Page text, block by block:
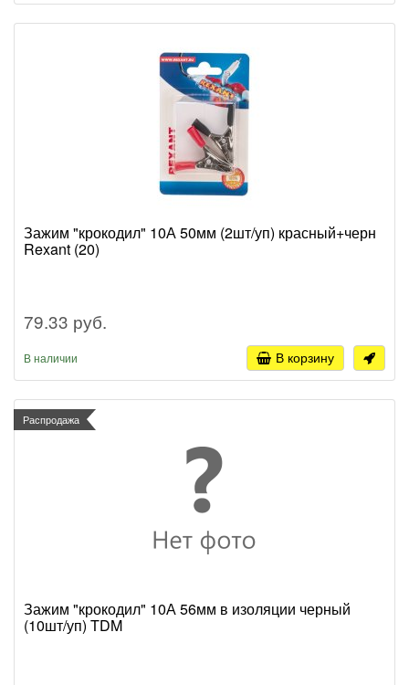
Зажим "крокодил" 10А 50мм (2шт/уп) красный+черн
Rexant (20)
79.33 руб.
В наличии В корзину
Распродажа
Зажим "крокодил" 10А 56мм в изоляции черный
(10шт/уп) TDM